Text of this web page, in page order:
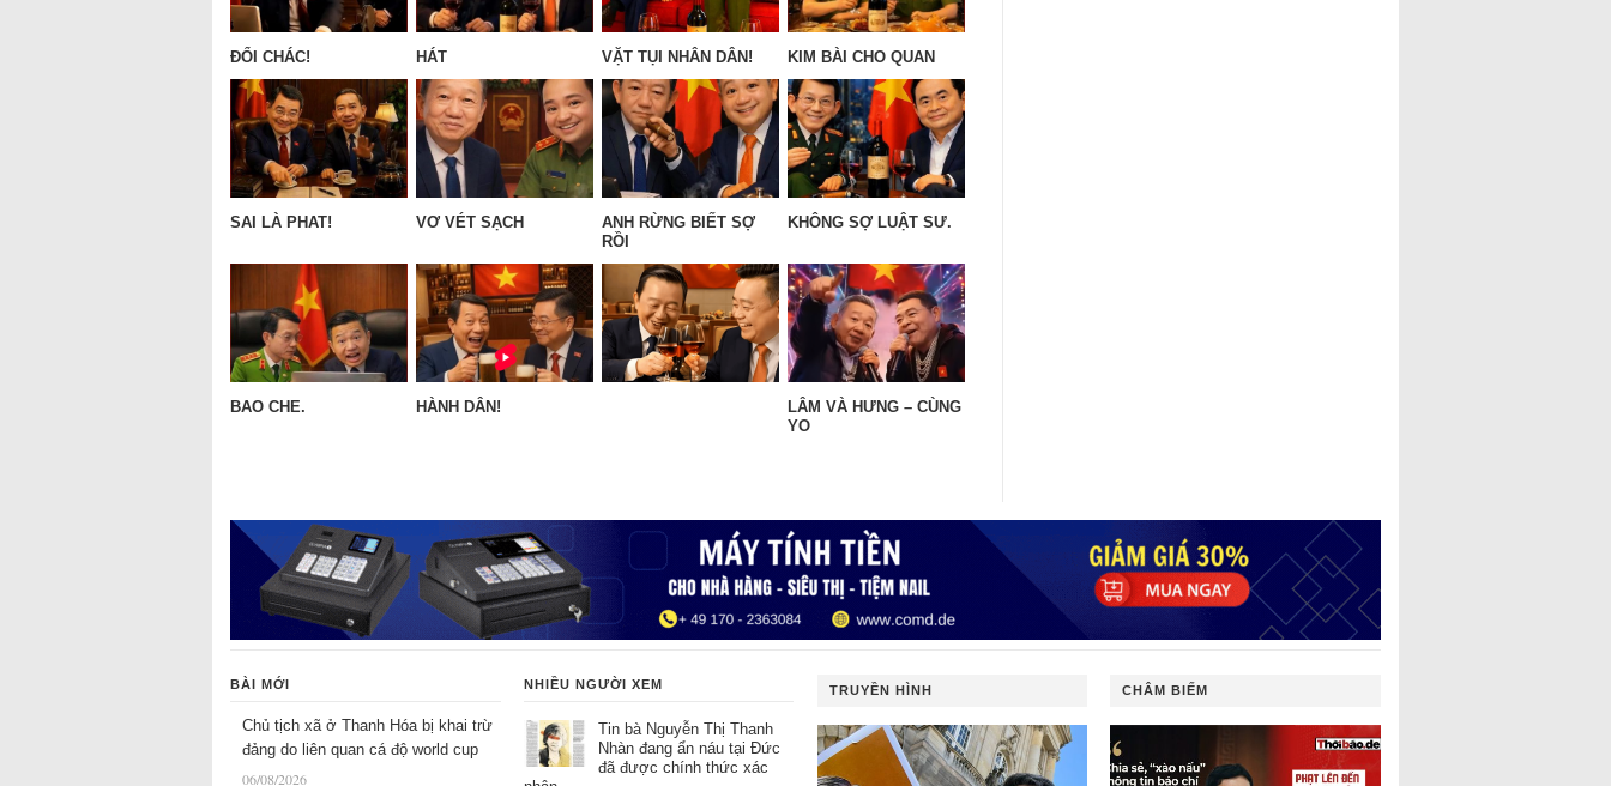
ĐỔI CHÁC! HÁT VẶT TỤI NHÂN DÂN! KIM BÀI CHO QUAN
SAI LÀ PHAT! VƠ VÉT SẠCH
ANH RỪNG BIẾT SỢ
RỒI
KHÔNG SỢ LUẬT SƯ.
BAO CHE. HÀNH DÂN!
LÂM VÀ HƯNG – CÙNG
YO
BÀI MỚI
Chủ tịch xã ở Thanh Hóa bị khai trừ
đảng do liên quan cá độ world cup
06/08/2026
NHIỀU NGƯỜI XEM
Tin bà Nguyễn Thị Thanh
Nhàn đang ẩn náu tại Đức
đã được chính thức xác
TRUYỀN HÌNH CHÂM BIẾM